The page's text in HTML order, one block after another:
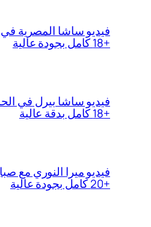
فيديو ساشا المصرية في
+18 كامل بجودة عالية
فيديو ساشا بيرل في
+18 كامل بدقة عالية
فيديو ميرا النوري مع
+20 كامل بجودة عالية